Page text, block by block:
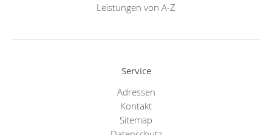
Leistungen von A-Z
Service
Adressen
Kontakt
Sitemap